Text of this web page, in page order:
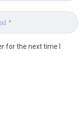
for the next time I